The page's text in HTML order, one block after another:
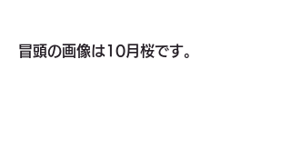
冒頭の画像は10月桜です。